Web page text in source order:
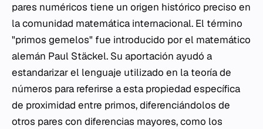
pares numéricos tiene un origen histórico preciso en
la comunidad matemática internacional. El término
"primos gemelos" fue introducido por el matemático
alemán Paul Stäckel. Su aportación ayudó a
estandarizar el lenguaje utilizado en la teoría de
números para referirse a esta propiedad específica
de proximidad entre primos, diferenciándolos de
otros pares con diferencias mayores, como los